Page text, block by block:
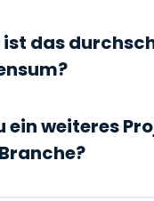
ist das
ein weiteres